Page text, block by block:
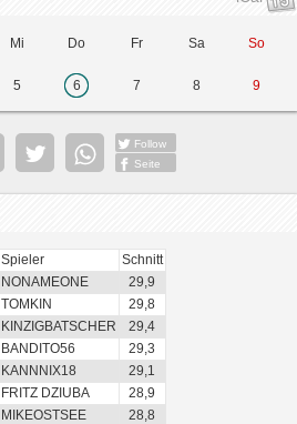
Mi Do Fr Sa So
5 6 7 8 9
Follow
Seite
Spieler
Schnitt
NONAMEONE
29,9
TOMKIN
29,8
KINZIGBATSCHER
29,4
BANDITO56
29,3
KANNNIX18
29,1
FRITZ DZIUBA
28,9
MIKEOSTSEE
28,8